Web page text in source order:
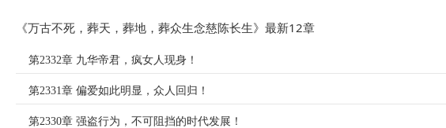
《万古不死，葬天，葬地，葬众生念慈陈长生》最新12章
第2332章 九华帝君，疯女人现身！
第2331章 偏爱如此明显，众人回归！
第2330章 强盗行为，不可阻挡的时代发展！